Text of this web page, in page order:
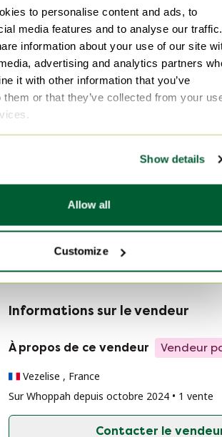
to personalise content and ads, to
media features and to analyse our traffic.
information about your use of our site
advertising and analytics partners
it with other information that you’ve
them or that they’ve collected from your
Show details
Allow all
Customize
Quantité
1er propriétaire
Oui
Hauteur
2 cm
Largeur
40 cm
Profondeur
Informations sur le vendeur
À propos de ce vendeur Vendeur
Vezelise , France
Sur Whoppah depuis octobre 2024 • 1 vente
Contacter le